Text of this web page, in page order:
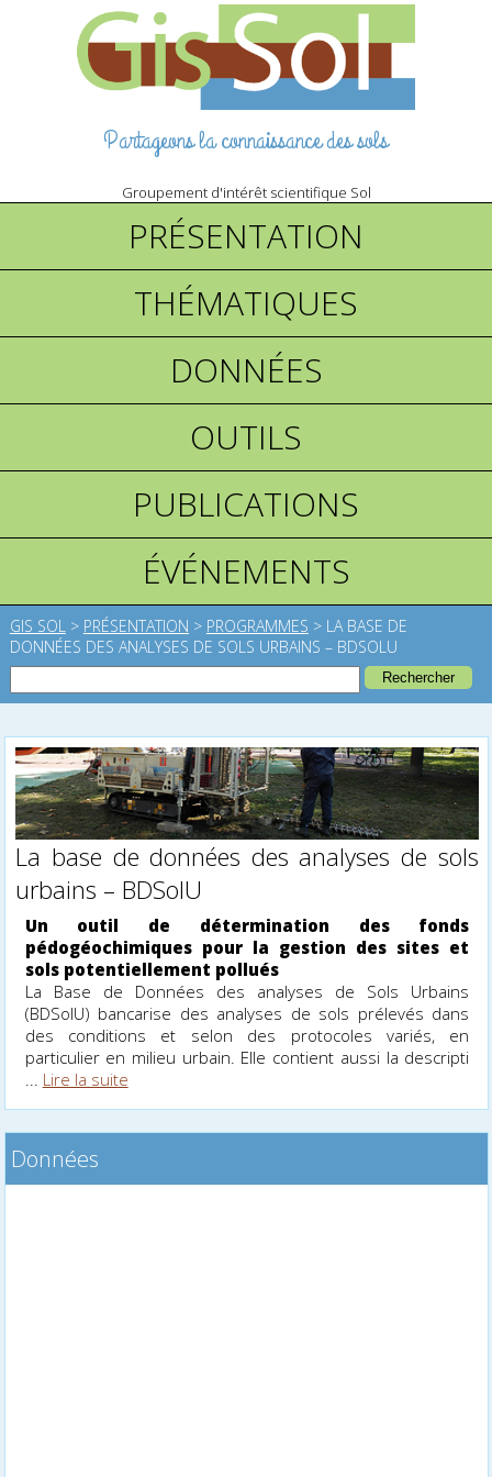
Partageons la connaissance des sols
Groupement d'intérêt scientifique Sol
PRÉSENTATION
THÉMATIQUES
DONNÉES
OUTILS
PUBLICATIONS
ÉVÉNEMENTS
GIS SOL > PRÉSENTATION > PROGRAMMES > LA BASE DE
DONNÉES DES ANALYSES DE SOLS URBAINS – BDSOLU
La base de données des analyses de sols
urbains – BDSolU
Un outil de détermination des fonds
pédogéochimiques pour la gestion des sites et
sols potentiellement pollués
La Base de Données des analyses de Sols Urbains
(BDSolU) bancarise des analyses de sols prélevés dans
des conditions et selon des protocoles variés, en
particulier en milieu urbain. Elle contient aussi la descripti
... Lire la suite
Données